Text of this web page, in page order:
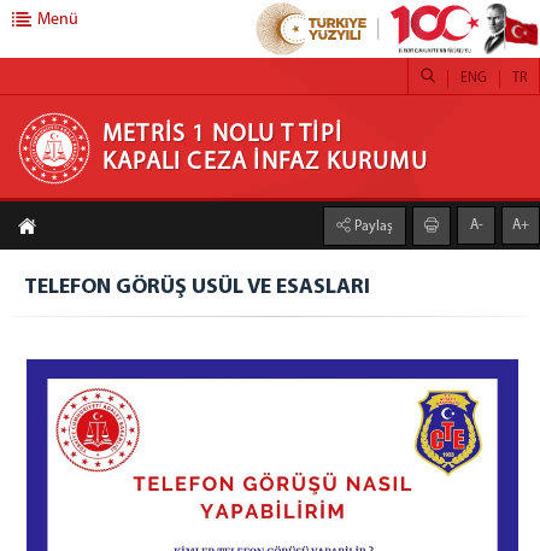
METRİS 1 NOLU T TİPİ KAPALI CEZA İNFAZ
KURUMU
KURUMUMUZ
HAKKIMIZDA
EMANET PARA BİRİMİ
EĞİTİM BİRİMİ
REVİR
EMANET EŞYA
Menü
METRİS 1 NOLU T TİPİ
KAPALI CEZA İNFAZ KURUMU
TR
ENG
Paylaş A- A+
TELEFON GÖRÜŞ USÜL VE ESASLARI